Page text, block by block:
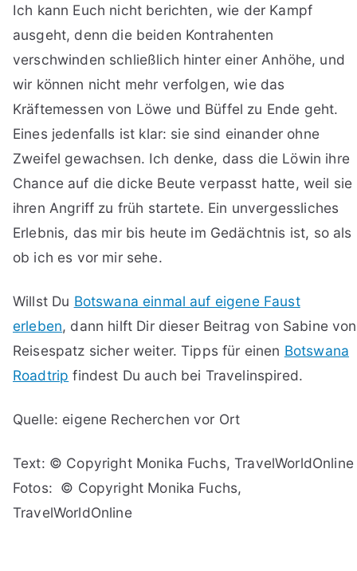
Ich kann Euch nicht berichten, wie der Kampf
ausgeht, denn die beiden Kontrahenten
verschwinden schließlich hinter einer Anhöhe, und
wir können nicht mehr verfolgen, wie das
Kräftemessen von Löwe und Büffel zu Ende geht.
Eines jedenfalls ist klar: sie sind einander ohne
Zweifel gewachsen. Ich denke, dass die Löwin ihre
Chance auf die dicke Beute verpasst hatte, weil sie
ihren Angriff zu früh startete. Ein unvergessliches
Erlebnis, das mir bis heute im Gedächtnis ist, so als
ob ich es vor mir sehe.
Willst Du Botswana einmal auf eigene Faust
erleben, dann hilft Dir dieser Beitrag von Sabine von
Reisespatz sicher weiter. Tipps für einen Botswana
Roadtrip findest Du auch bei Travelinspired.
Quelle: eigene Recherchen vor Ort
Text: © Copyright Monika Fuchs, TravelWorldOnline
Fotos: © Copyright Monika Fuchs,
TravelWorldOnline